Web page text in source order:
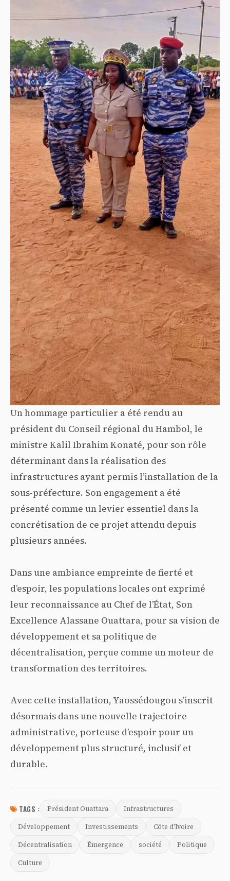
Un hommage particulier a été rendu au
président du Conseil régional du Hambol, le
ministre Kalil Ibrahim Konaté, pour son rôle
déterminant dans la réalisation des
infrastructures ayant permis l’installation de la
sous-préfecture. Son engagement a été
présenté comme un levier essentiel dans la
concrétisation de ce projet attendu depuis
plusieurs années.
Dans une ambiance empreinte de fierté et
d’espoir, les populations locales ont exprimé
leur reconnaissance au Chef de l’État, Son
Excellence Alassane Ouattara, pour sa vision de
développement et sa politique de
décentralisation, perçue comme un moteur de
transformation des territoires.
Avec cette installation, Yaossédougou s’inscrit
désormais dans une nouvelle trajectoire
administrative, porteuse d’espoir pour un
développement plus structuré, inclusif et
durable.
TAGS : Président Ouattara Infrastructures
Développement Investissements Côte d'Ivoire
Décentralisation Émergence société Politique
Culture